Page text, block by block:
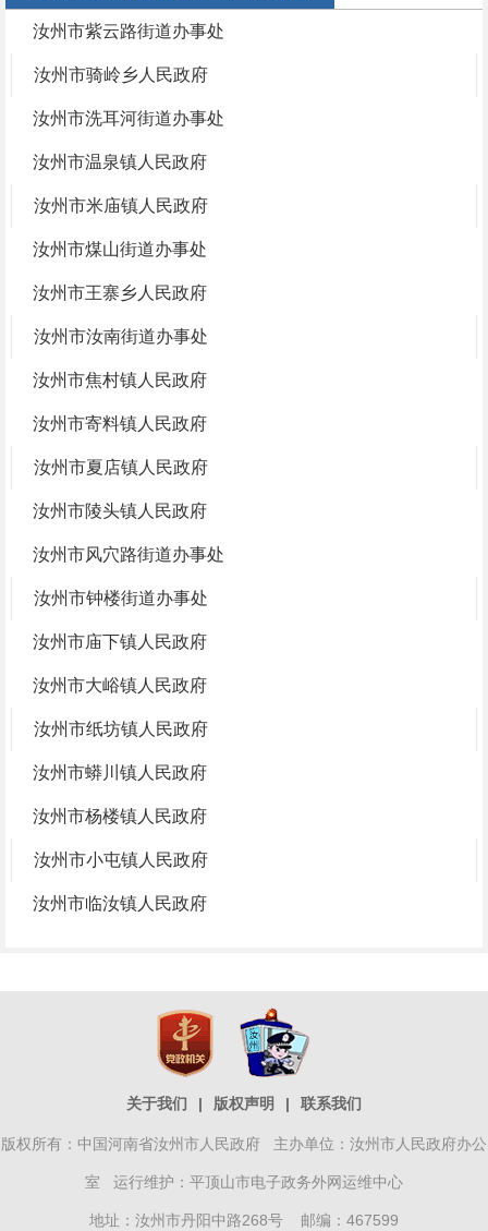
汝州市紫云路街道办事处
汝州市骑岭乡人民政府
汝州市洗耳河街道办事处
汝州市温泉镇人民政府
汝州市米庙镇人民政府
汝州市煤山街道办事处
汝州市王寨乡人民政府
汝州市汝南街道办事处
汝州市焦村镇人民政府
汝州市寄料镇人民政府
汝州市夏店镇人民政府
汝州市陵头镇人民政府
汝州市风穴路街道办事处
汝州市钟楼街道办事处
汝州市庙下镇人民政府
汝州市大峪镇人民政府
汝州市纸坊镇人民政府
汝州市蟒川镇人民政府
汝州市杨楼镇人民政府
汝州市小屯镇人民政府
汝州市临汝镇人民政府
关于我们 | 版权声明 | 联系我们
版权所有：中国河南省汝州市人民政府 主办单位：汝州市人民政府办公
室 运行维护：平顶山市电子政务外网运维中心
地址：汝州市丹阳中路268号 邮编：467599